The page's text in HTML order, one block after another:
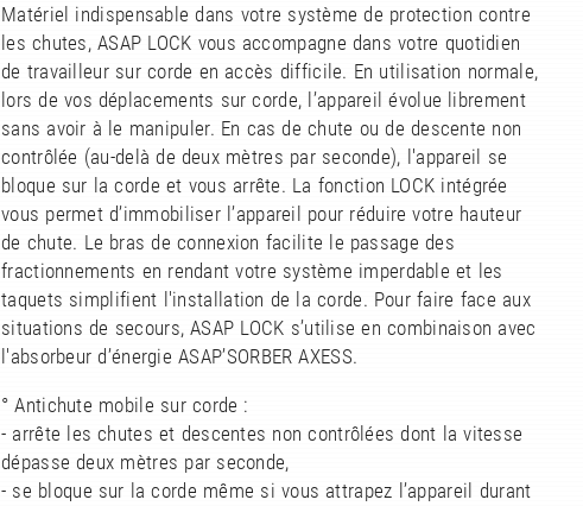
Matériel indispensable dans votre système de protection contre
les chutes, ASAP LOCK vous accompagne dans votre quotidien
de travailleur sur corde en accès difficile. En utilisation normale,
lors de vos déplacements sur corde, l’appareil évolue librement
sans avoir à le manipuler. En cas de chute ou de descente non
contrôlée (au-delà de deux mètres par seconde), l'appareil se
bloque sur la corde et vous arrête. La fonction LOCK intégrée
vous permet d’immobiliser l’appareil pour réduire votre hauteur
de chute. Le bras de connexion facilite le passage des
fractionnements en rendant votre système imperdable et les
taquets simplifient l'installation de la corde. Pour faire face aux
situations de secours, ASAP LOCK s’utilise en combinaison avec
l'absorbeur d’énergie ASAP’SORBER AXESS.
° Antichute mobile sur corde :
- arrête les chutes et descentes non contrôlées dont la vitesse
dépasse deux mètres par seconde,
- se bloque sur la corde même si vous attrapez l’appareil durant